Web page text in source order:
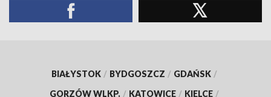
BIAŁYSTOK / BYDGOSZCZ / GDAŃSK /
GORZÓW WLKP. / KATOWICE / KIELCE /